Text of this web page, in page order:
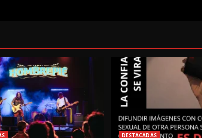
DESTACADAS